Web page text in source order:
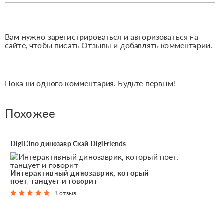
Вам нужно зарегистрироваться и авторизоваться на
сайте, чтобы писать Отзывы и добавлять комментарии.
Пока ни одного комментария. Будьте первым!
Похожее
DigiDino динозавр Скай DigiFriends
Интерактивный динозаврик, который
поет, танцует и говорит
1 отзыв